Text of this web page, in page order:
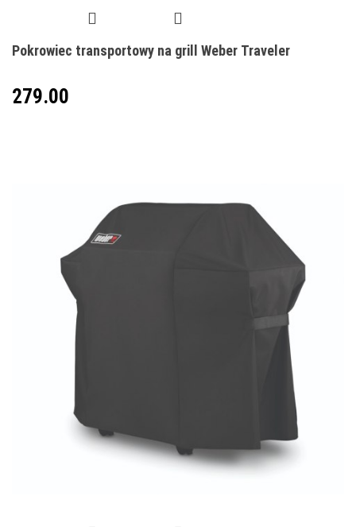
Pokrowiec transportowy na grill Weber Traveler
279.00